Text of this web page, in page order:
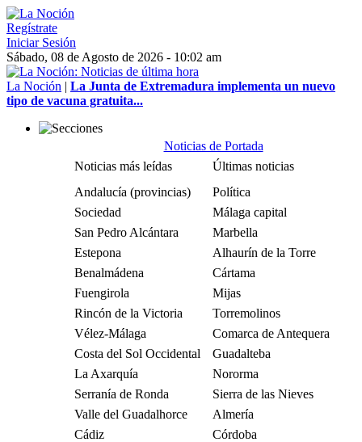
Regístrate
Iniciar Sesión
Sábado, 08 de Agosto de 2026 - 10:02 am
La Noción | La Junta de Extremadura implementa un nuevo
tipo de vacuna gratuita...
Noticias de Portada
Noticias más leídas
Últimas noticias
Andalucía (provincias)
Política
Sociedad
Málaga capital
San Pedro Alcántara
Marbella
Estepona
Alhaurín de la Torre
Benalmádena
Cártama
Fuengirola
Mijas
Rincón de la Victoria
Torremolinos
Vélez-Málaga
Comarca de Antequera
Costa del Sol Occidental
Guadalteba
La Axarquía
Nororma
Serranía de Ronda
Sierra de las Nieves
Valle del Guadalhorce
Almería
Cádiz
Córdoba